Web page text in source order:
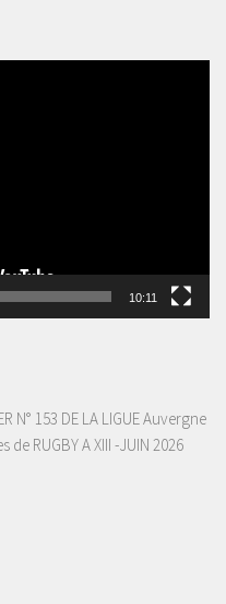
10:11
N° 153 DE LA LIGUE Auvergne
de RUGBY A XIII -JUIN 2026